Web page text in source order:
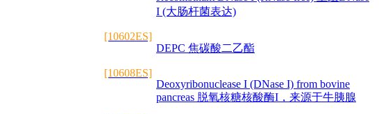
I (大肠杆菌表达)
[10602ES]
DEPC 焦碳酸二乙酯
[10608ES]
Deoxyribonuclease I (DNase I) from bovine
pancreas 脱氧核糖核酸酶I，来源于牛胰腺